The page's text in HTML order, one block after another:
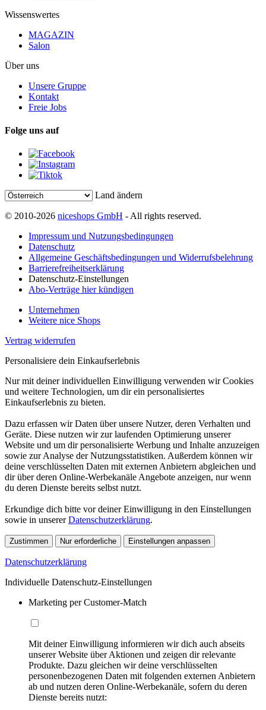
Wissenswertes
MAGAZIN
Salon
Über uns
Unsere Gruppe
Kontakt
Freie Jobs
Folge uns auf
Land ändern
© 2010-2026 niceshops GmbH - All rights reserved.
Impressum und Nutzungsbedingungen
Datenschutz
Allgemeine Geschäftsbedingungen und Widerrufsbelehrung
Barrierefreiheitserklärung
Datenschutz-Einstellungen
Abo-Verträge hier kündigen
Unternehmen
Weitere nice Shops
Vertrag widerrufen
Personalisiere dein Einkaufserlebnis
Nur mit deiner individuellen Einwilligung verwenden wir Cookies
und weitere Technologien, um dir ein personalisiertes
Einkaufserlebnis zu bieten.
Dazu erfassen wir Daten über unsere Nutzer, deren Verhalten und
Geräte. Diese nutzen wir zur laufenden Optimierung unserer
Website und um dir personalisierte Werbung und Inhalte anzuzeigen
sowie zur Analyse der Nutzungsstatistiken. Außerdem können wir
deine verschlüsselten Daten mit externen Anbietern abgleichen und
dir über deren Online-Werbekanäle Angebote anzeigen, nur wenn
du deren Dienste bereits selbst nutzt.
Erkundige dich bitte vor deiner Einwilligung in den Einstellungen
sowie in unsererDatenschutzerklärung.
Zustimmen Nur erforderliche Einstellungen anpassen
Datenschutzerklärung
Individuelle Datenschutz-Einstellungen
Marketing per Customer-Match
Mit deiner Einwilligung informieren wir dich auch abseits
unserer Website über Aktionen und zeigen dir relevante
Produkte. Dazu gleichen wir deine verschlüsselten
personenbezogenen Daten mit folgenden externen Anbietern
ab und nutzen deren Online-Werbekanäle, sofern du deren
Dienste bereits nutzt: